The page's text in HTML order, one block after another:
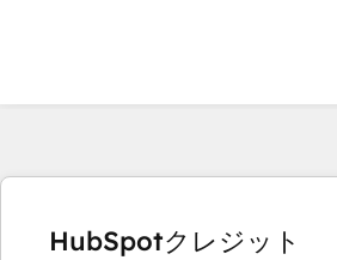
HubSpotクレジット